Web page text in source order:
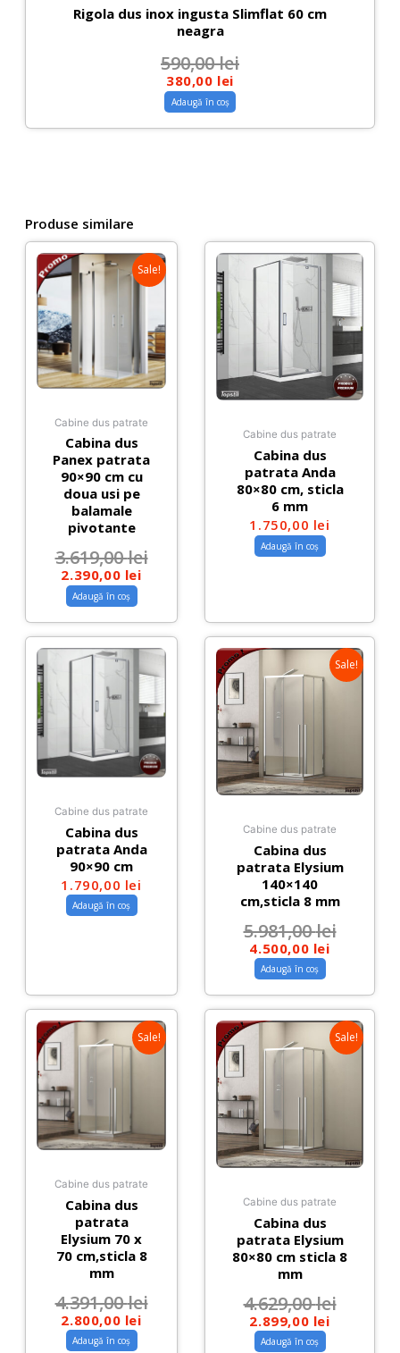
Rigola dus inox ingusta Slimflat 60 cm
neagra
590,00lei
380,00 lei
Adaugă în coș
Produse similare
Sale!
Cabine dus patrate
Cabina dus
Panex patrata
90×90 cm cu
doua usi pe
balamale
pivotante
3.619,00lei
2.390,00 lei
Adaugă în coș
Cabine dus patrate
Cabina dus
patrata Anda
80×80 cm, sticla
6 mm
1.750,00 lei
Adaugă în coș
Cabine dus patrate
Cabina dus
patrata Anda
90×90 cm
1.790,00 lei
Adaugă în coș
Sale!
Cabine dus patrate
Cabina dus
patrata Elysium
140×140
cm,sticla 8 mm
5.981,00lei
4.500,00 lei
Adaugă în coș
Sale!
Cabine dus patrate
Cabina dus
patrata
Elysium 70 x
70 cm,sticla 8
mm
4.391,00lei
2.800,00 lei
Adaugă în coș
Sale!
Cabine dus patrate
Cabina dus
patrata Elysium
80×80 cm sticla 8
mm
4.629,00lei
2.899,00 lei
Adaugă în coș